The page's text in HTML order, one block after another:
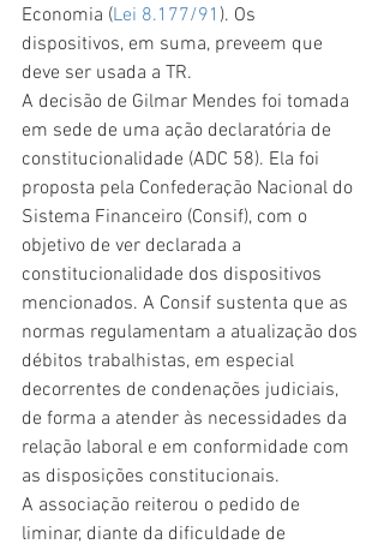
Economia (Lei 8.177/91 ). Os
dispositivos, em suma, preveem que
deve ser usada a TR.
A decisão de Gilmar Mendes foi tomada
em sede de uma ação declaratória de
constitucionalidade (ADC 58). Ela foi
proposta pela Confederação Nacional do
Sistema Financeiro (Consif), com o
objetivo de ver declarada a
constitucionalidade dos dispositivos
mencionados. A Consif sustenta que as
normas regulamentam a atualização dos
débitos trabalhistas, em especial
decorrentes de condenações judiciais,
de forma a atender às necessidades da
relação laboral e em conformidade com
as disposições constitucionais.
A associação reiterou o pedido de
liminar, diante da dificuldade de